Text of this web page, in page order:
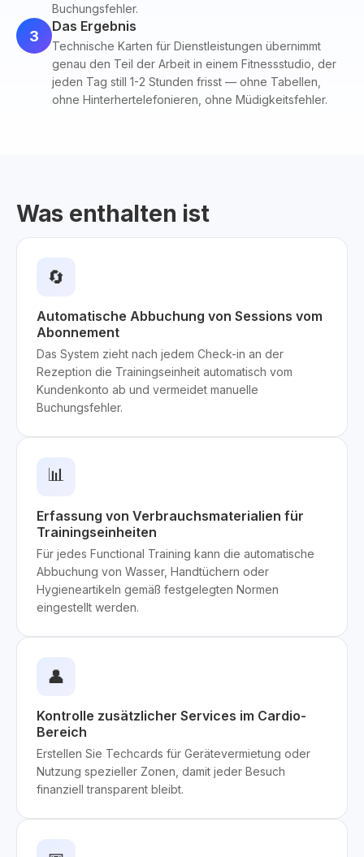
Buchungsfehler.
3
Das Ergebnis
Technische Karten für Dienstleistungen übernimmt
genau den Teil der Arbeit in einem Fitnessstudio, der
jeden Tag still 1-2 Stunden frisst — ohne Tabellen,
ohne Hinterhertelefonieren, ohne Müdigkeitsfehler.
Was enthalten ist
🔄
Automatische Abbuchung von Sessions vom
Abonnement
Das System zieht nach jedem Check-in an der
Rezeption die Trainingseinheit automatisch vom
Kundenkonto ab und vermeidet manuelle
Buchungsfehler.
📊
Erfassung von Verbrauchsmaterialien für
Trainingseinheiten
Für jedes Functional Training kann die automatische
Abbuchung von Wasser, Handtüchern oder
Hygieneartikeln gemäß festgelegten Normen
eingestellt werden.
👤
Kontrolle zusätzlicher Services im Cardio-
Bereich
Erstellen Sie Techcards für Gerätevermietung oder
Nutzung spezieller Zonen, damit jeder Besuch
finanziell transparent bleibt.